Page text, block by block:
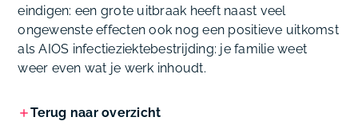
eindigen: een grote uitbraak heeft naast veel
ongewenste effecten ook nog een positieve uitkomst
als AIOS infectieziektebestrijding: je familie weet
weer even wat je werk inhoudt.
Terug naar overzicht